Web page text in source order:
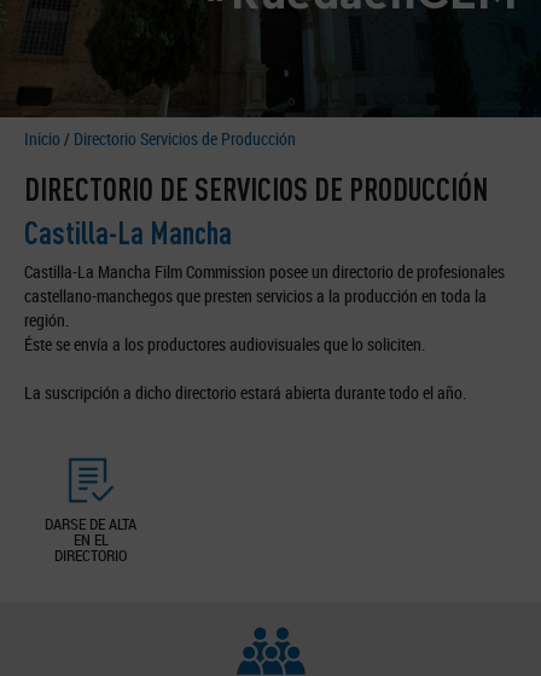
Inicio / Directorio Servicios de Producción
DIRECTORIO DE SERVICIOS DE PRODUCCIÓN
Castilla-La Mancha
Castilla-La Mancha Film Commission posee un directorio de profesionales
castellano-manchegos que presten servicios a la producción en toda la
región.
Éste se envía a los productores audiovisuales que lo soliciten.
La suscripción a dicho directorio estará abierta durante todo el año.
DARSE DE ALTA
EN EL
DIRECTORIO